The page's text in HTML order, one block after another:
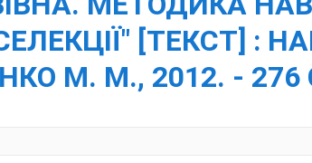
[ТЕКСТ] :
М. М., 2012. - 276